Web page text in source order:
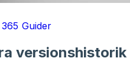
Guider
versionshistorik